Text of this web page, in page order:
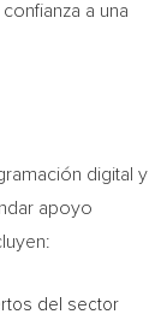
a una
digital y
apoyo
del sector